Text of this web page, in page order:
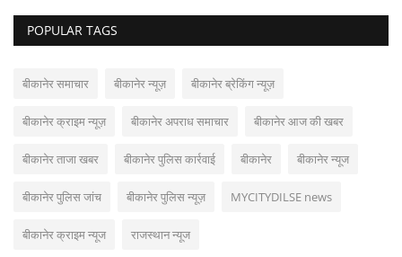
POPULAR TAGS
बीकानेर समाचार बीकानेर न्यूज़ बीकानेर ब्रेकिंग न्यूज़
बीकानेर क्राइम न्यूज़ बीकानेर अपराध समाचार बीकानेर आज की खबर
बीकानेर ताजा खबर बीकानेर पुलिस कार्रवाई बीकानेर बीकानेर न्यूज
बीकानेर पुलिस जांच बीकानेर पुलिस न्यूज़ MYCITYDILSE news
बीकानेर क्राइम न्यूज राजस्थान न्यूज